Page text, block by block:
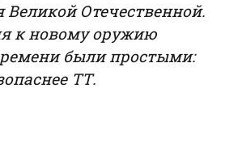
Великой Отечественной.
к новому оружию
были простыми:
ТТ.